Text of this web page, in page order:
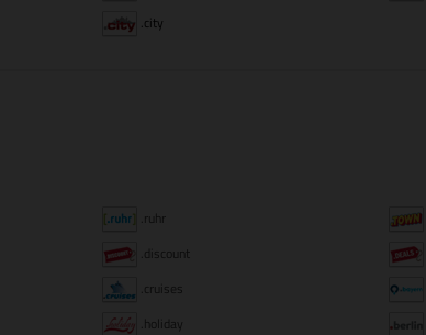
.city
.ruhr
.discount
.cruises
.holiday